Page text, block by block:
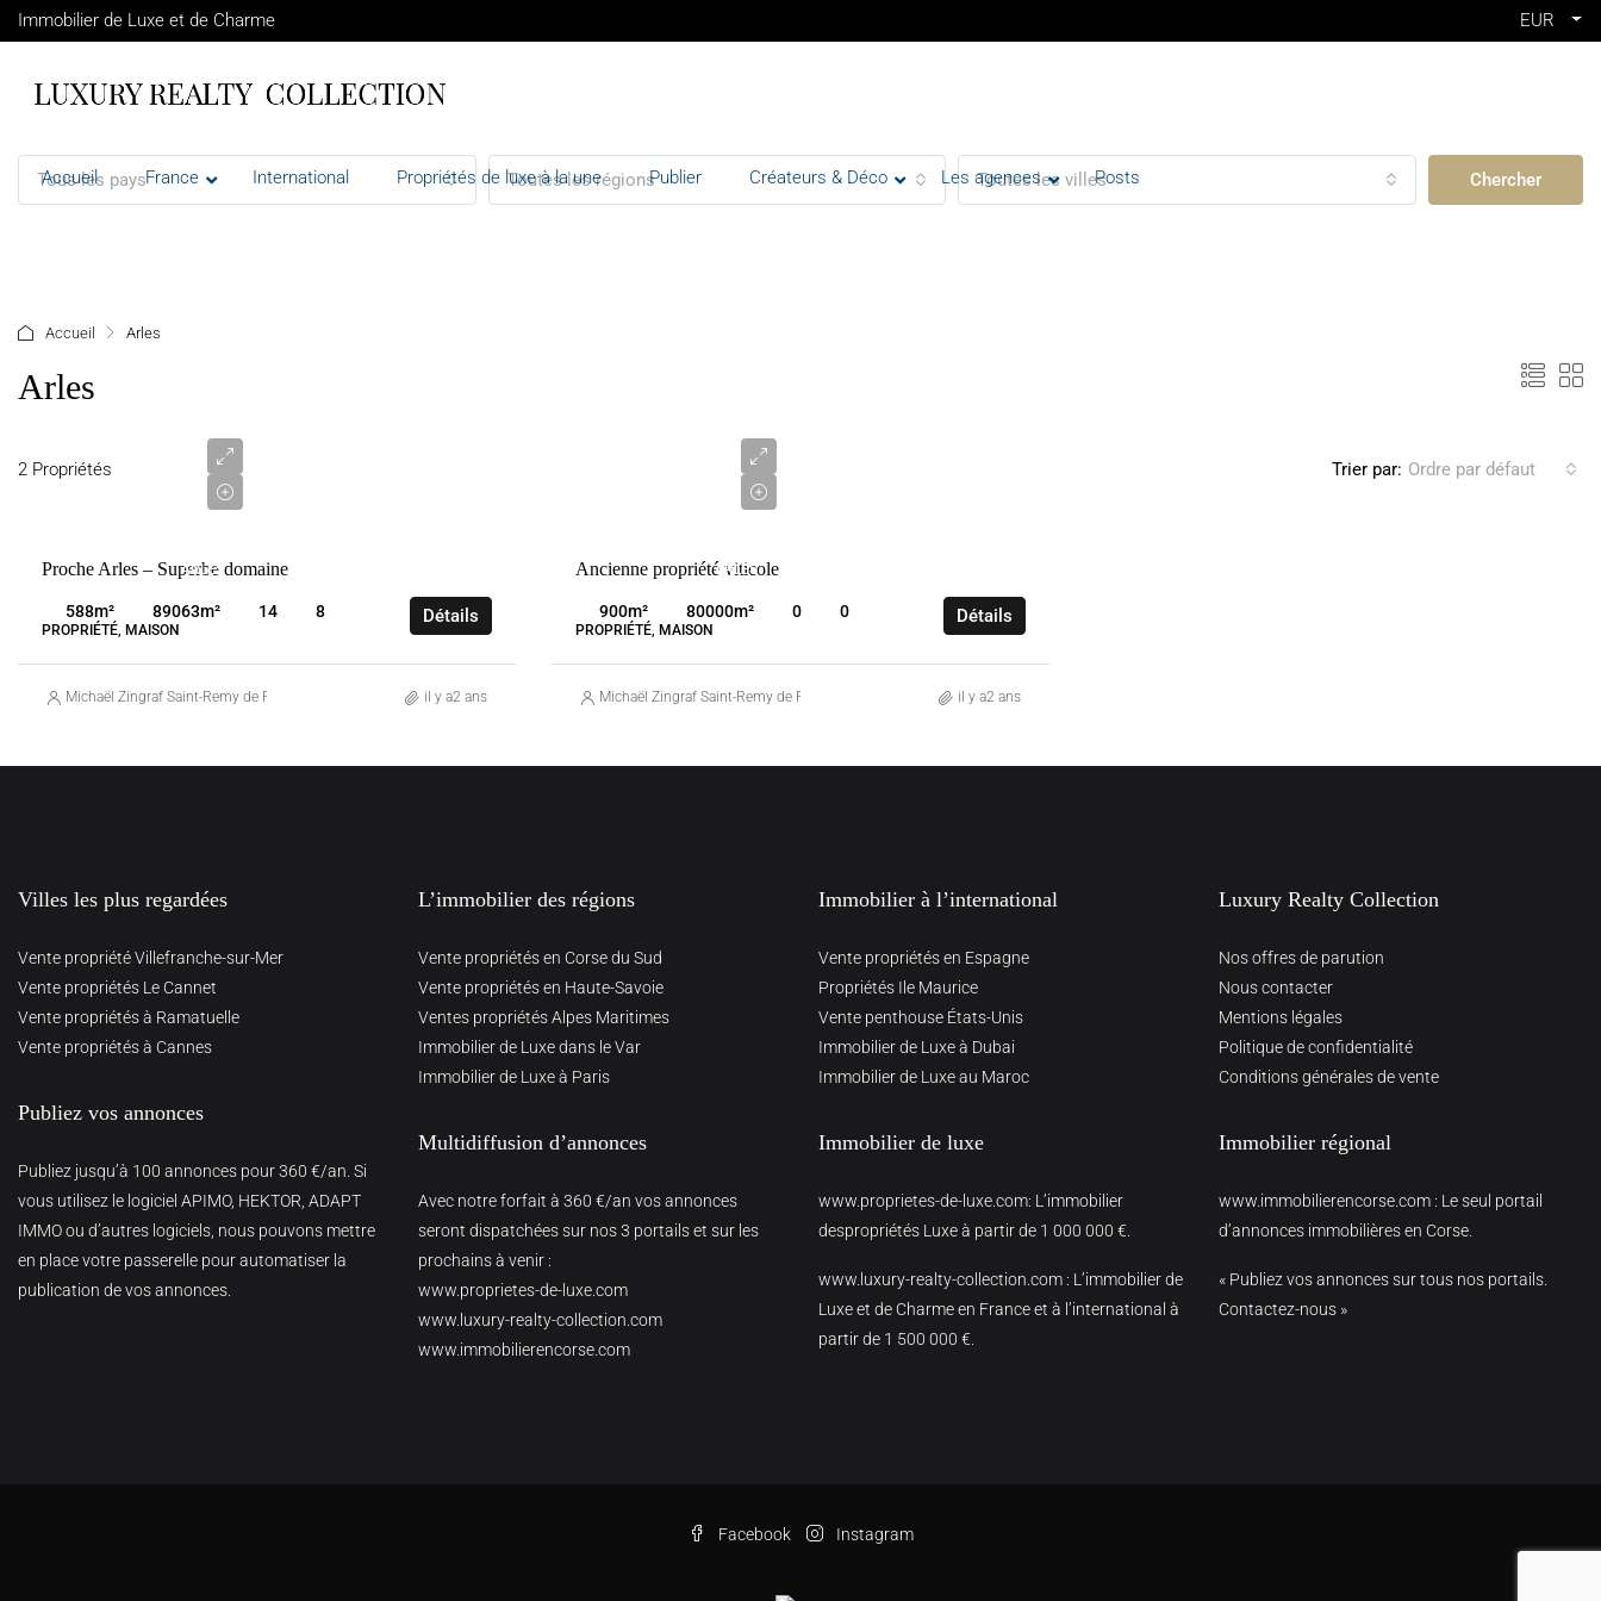
Immobilier de Luxe et de Charme EUR
Accueil France International Propriétés de luxe à la une Publier Créateurs & Déco Les agences Posts
Tous les pays Toutes les régions Toutes les villes Chercher
Accueil Arles
Arles
2 Propriétés Trier par: Ordre par défaut
ARLES
Proche Arles – Superbe domaine
588m² 89063m² 14 8
PROPRIÉTÉ, MAISON
Détails
Michaël Zingraf Saint-Remy de Provence il y a2 ans
ARLES
Ancienne propriété viticole
900m² 80000m² 0 0
PROPRIÉTÉ, MAISON
Détails
Michaël Zingraf Saint-Remy de Provence il y a2 ans
Villes les plus regardées
Vente propriété Villefranche-sur-Mer
Vente propriétés Le Cannet
Vente propriétés à Ramatuelle
Vente propriétés à Cannes
Publiez vos annonces
Publiez jusqu’à 100 annonces pour 360 €/an. Si
vous utilisez le logiciel APIMO, HEKTOR, ADAPT
IMMO ou d’autres logiciels, nous pouvons mettre
en place votre passerelle pour automatiser la
publication de vos annonces.
L’immobilier des régions
Vente propriétés en Corse du Sud
Vente propriétés en Haute-Savoie
Ventes propriétés Alpes Maritimes
Immobilier de Luxe dans le Var
Immobilier de Luxe à Paris
Multidiffusion d’annonces
Avec notre forfait à 360 €/an vos annonces
seront dispatchées sur nos 3 portails et sur les
prochains à venir :
www.proprietes-de-luxe.com
www.luxury-realty-collection.com
www.immobilierencorse.com
Immobilier à l’international
Vente propriétés en Espagne
Propriétés Ile Maurice
Vente penthouse États-Unis
Immobilier de Luxe à Dubai
Immobilier de Luxe au Maroc
Immobilier de luxe
www.proprietes-de-luxe.com: L’immobilier
despropriétés Luxe à partir de 1 000 000 €.
www.luxury-realty-collection.com : L’immobilier de
Luxe et de Charme en France et à l’international à
partir de 1 500 000 €.
Luxury Realty Collection
Nos offres de parution
Nous contacter
Mentions légales
Politique de confidentialité
Conditions générales de vente
Immobilier régional
www.immobilierencorse.com : Le seul portail
d’annonces immobilières en Corse.
« Publiez vos annonces sur tous nos portails.
Contactez-nous »
Facebook Instagram